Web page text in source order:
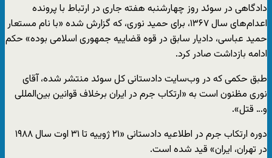
دادگاهی در سوئد روز چهارشنبه هفته جاری در ارتباط با پرونده
اعدام‌های سال ۱۳۶۷، برای حمید نوری، که گزارش شده «با نام مستعار
حمید عباسی، دادیار سابق در قوه قضاییه جمهوری اسلامی بوده» حکم
ادامه بازداشت صادر کرد.
طبق حکمی که در وب‌سایت دادستانی کل سوئد منتشر شده، آقای
نوری مظنون است به «ارتکاب جرم در ایران برخلاف قوانین بین‌المللی
و… قتل».
دوره ارتکاب جرم در اطلاعیه دادستانی «۲۱ ژوییه تا ۳۱ اوت سال ۱۹۸۸
در تهران، ایران» قید شده است.